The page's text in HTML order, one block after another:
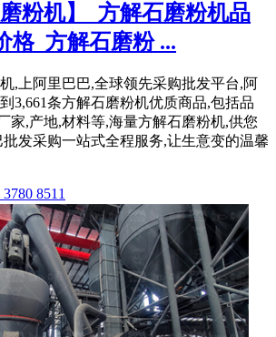
磨粉机】_方解石磨粉机品
格_方解石磨粉 ...
,上阿里巴巴,全球领先采购批发平台,阿
3,661条方解石磨粉机优质商品,包括品
家,产地,材料等,海量方解石磨粉机,供您
发采购一站式全程服务,让生意变的温馨
8511